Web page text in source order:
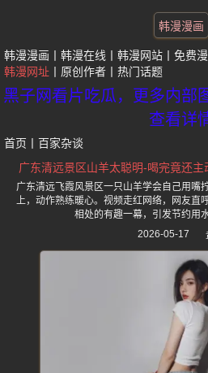
韩漫漫画
韩漫漫画 韩漫在线 韩漫网站 免费
韩漫网址
原创作者 热门话题
黑子网看片吃瓜，更多内部
查看详
首页 百家杂谈
广东清远景区山羊太聪明-喝完竟还
广东清远飞霞风景区一只山羊学会自己用嘴
上，动作熟练暖心。视频走红网络，网友直
相处的有趣一幕，引发节约用
2026-05-17